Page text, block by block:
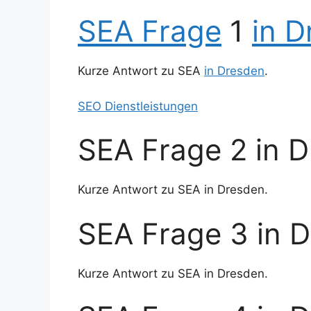
SEA Frage 1 in
Kurze Antwort zu SEA in Dresden.
SEO Dienstleistungen
SEA Frage 2 in
Kurze Antwort zu SEA in Dresden.
SEA Frage 3 in
Kurze Antwort zu SEA in Dresden.